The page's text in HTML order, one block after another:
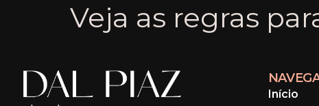
Veja as regras
Início